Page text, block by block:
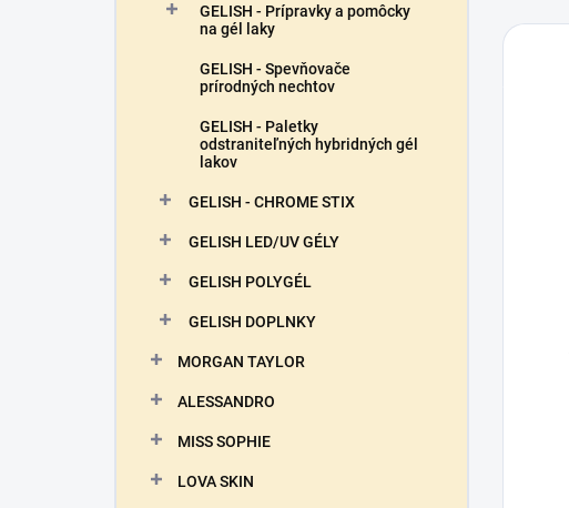
GELISH - Prípravky a pomôcky
na gél laky
GELISH - Spevňovače
prírodných nechtov
GELISH - Paletky
odstraniteľných hybridných gél
lakov
GELISH - CHROME STIX
GELISH LED/UV GÉLY
GELISH POLYGÉL
GELISH DOPLNKY
MORGAN TAYLOR
ALESSANDRO
MISS SOPHIE
LOVA SKIN